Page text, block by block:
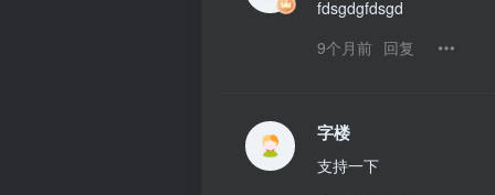
fdsgdgfdsgd
9个月前 回复
字楼
支持一下